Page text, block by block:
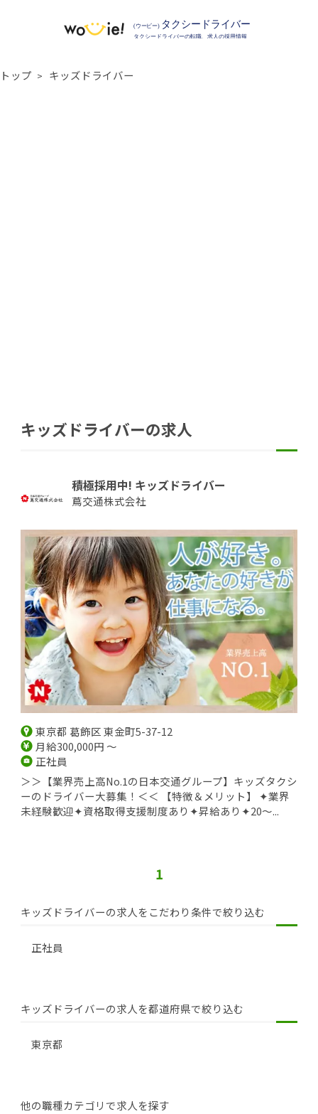
トップ キッズドライバー
キッズドライバーの求人
積極採用中! キッズドライバー
蔦交通株式会社
東京都 葛飾区 東金町5-37-12
月給300,000円 ～
正社員
＞＞【業界売上高No.1の日本交通グループ】キッズタクシ
ーのドライバー大募集！＜＜ 【特徴＆メリット】 ✦業界
未経験歓迎✦資格取得支援制度あり✦昇給あり✦20～...
1
キッズドライバーの求人をこだわり条件で絞り込む
正社員
キッズドライバーの求人を都道府県で絞り込む
東京都
他の職種カテゴリで求人を探す